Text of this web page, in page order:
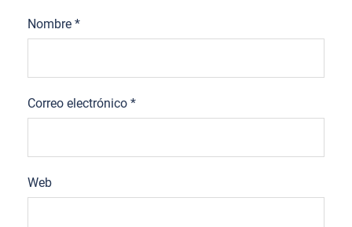
Nombre *
Correo electrónico *
Web